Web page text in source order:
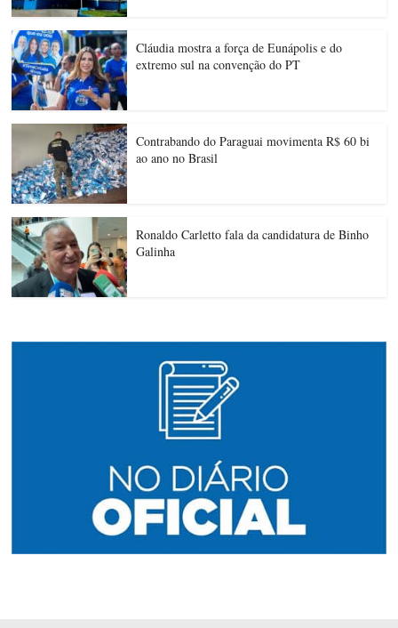
Cláudia mostra a força de Eunápolis e do
extremo sul na convenção do PT
Contrabando do Paraguai movimenta R$ 60 bi
ao ano no Brasil
Ronaldo Carletto fala da candidatura de Binho
Galinha